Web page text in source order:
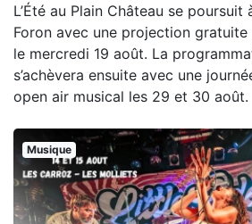
L’Été au Plain Château se poursuit
Foron avec une projection
le mercredi 19 août. La
s’achèvera ensuite avec une
open air musical les 29 et 30 août.
Musique